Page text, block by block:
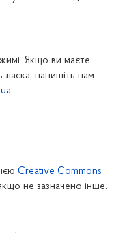
Якщо ви маєте
напишіть нам:
Creative Commons
не зазначено інше.